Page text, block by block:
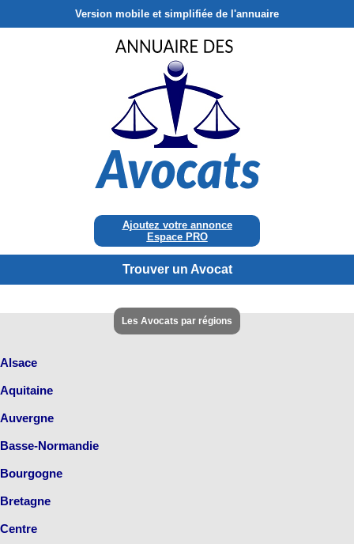
Version mobile et simplifiée de l'annuaire
Ajoutez votre annonce
Espace PRO
Trouver un Avocat
Les Avocats par régions
Alsace
Aquitaine
Auvergne
Basse-Normandie
Bourgogne
Bretagne
Centre